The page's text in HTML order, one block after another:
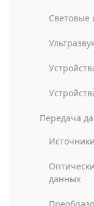
Световые
Передача
данных